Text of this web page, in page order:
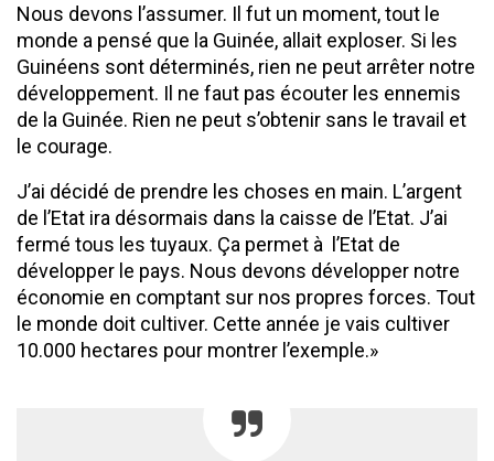
Nous devons l’assumer. Il fut un moment, tout le
monde a pensé que la Guinée, allait exploser. Si les
Guinéens sont déterminés, rien ne peut arrêter notre
développement. Il ne faut pas écouter les ennemis
de la Guinée. Rien ne peut s’obtenir sans le travail et
le courage.
J’ai décidé de prendre les choses en main. L’argent
de l’Etat ira désormais dans la caisse de l’Etat. J’ai
fermé tous les tuyaux. Ça permet à l’Etat de
développer le pays. Nous devons développer notre
économie en comptant sur nos propres forces. Tout
le monde doit cultiver. Cette année je vais cultiver
10.000 hectares pour montrer l’exemple.»